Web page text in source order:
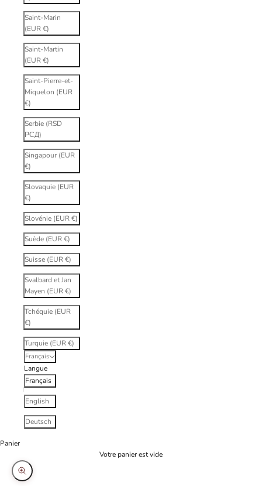
Saint-Marin
(EUR €)
Saint-Martin
(EUR €)
Saint-Pierre-et-
Miquelon (EUR
€)
Serbie (RSD
РСД)
Singapour (EUR
€)
Slovaquie (EUR
€)
Slovénie (EUR €)
Suède (EUR €)
Suisse (EUR €)
Svalbard et Jan
Mayen (EUR €)
Tchéquie (EUR
€)
Turquie (EUR €)
Français
Langue
Français
English
Deutsch
Panier
Votre panier est vide
Zoomer sur l'image